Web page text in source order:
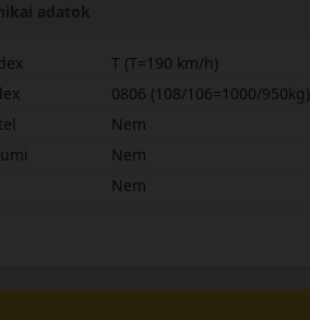
adatok
T (T=190 km/h)
0806 (108/106=1000/950kg)
Nem
Nem
Nem